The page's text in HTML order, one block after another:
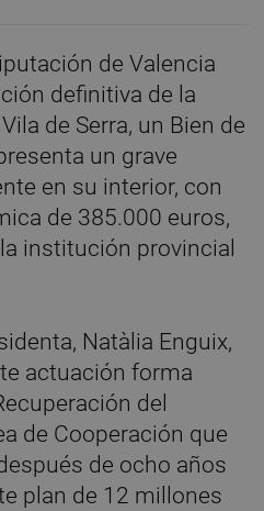
de Valencia
definitiva de la
de Serra, un Bien de
un grave
en su interior, con
de 385.000 euros,
institución provincial
Natàlia Enguix,
actuación forma
del
de Cooperación que
de ocho años
plan de 12 millones